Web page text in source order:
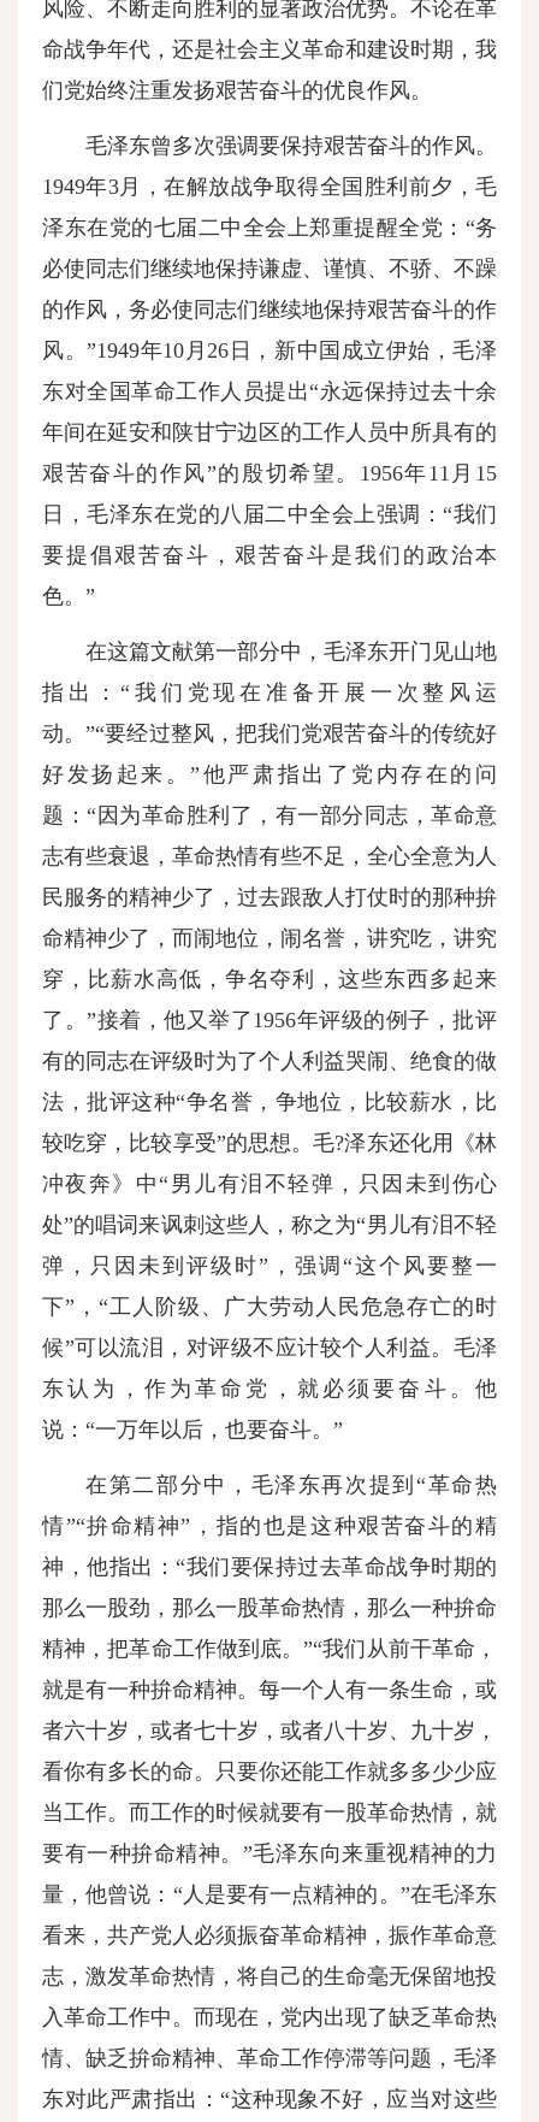
风险、不断走向胜利的显著政治优势。不论在革
命战争年代，还是社会主义革命和建设时期，我
们党始终注重发扬艰苦奋斗的优良作风。
毛泽东曾多次强调要保持艰苦奋斗的作风。
1949年3月，在解放战争取得全国胜利前夕，毛
泽东在党的七届二中全会上郑重提醒全党：“务
必使同志们继续地保持谦虚、谨慎、不骄、不躁
的作风，务必使同志们继续地保持艰苦奋斗的作
风。”1949年10月26日，新中国成立伊始，毛泽
东对全国革命工作人员提出“永远保持过去十余
年间在延安和陕甘宁边区的工作人员中所具有的
艰苦奋斗的作风”的殷切希望。1956年11月15
日，毛泽东在党的八届二中全会上强调：“我们
要提倡艰苦奋斗，艰苦奋斗是我们的政治本
色。”
在这篇文献第一部分中，毛泽东开门见山地
指出：“我们党现在准备开展一次整风运
动。”“要经过整风，把我们党艰苦奋斗的传统好
好发扬起来。”他严肃指出了党内存在的问
题：“因为革命胜利了，有一部分同志，革命意
志有些衰退，革命热情有些不足，全心全意为人
民服务的精神少了，过去跟敌人打仗时的那种拚
命精神少了，而闹地位，闹名誉，讲究吃，讲究
穿，比薪水高低，争名夺利，这些东西多起来
了。”接着，他又举了1956年评级的例子，批评
有的同志在评级时为了个人利益哭闹、绝食的做
法，批评这种“争名誉，争地位，比较薪水，比
较吃穿，比较享受”的思想。毛?泽东还化用《林
冲夜奔》中“男儿有泪不轻弹，只因未到伤心
处”的唱词来讽刺这些人，称之为“男儿有泪不轻
弹，只因未到评级时”，强调“这个风要整一
下”，“工人阶级、广大劳动人民危急存亡的时
候”可以流泪，对评级不应计较个人利益。毛泽
东认为，作为革命党，就必须要奋斗。他
说：“一万年以后，也要奋斗。”
在第二部分中，毛泽东再次提到“革命热
情”“拚命精神”，指的也是这种艰苦奋斗的精
神，他指出：“我们要保持过去革命战争时期的
那么一股劲，那么一股革命热情，那么一种拚命
精神，把革命工作做到底。”“我们从前干革命，
就是有一种拚命精神。每一个人有一条生命，或
者六十岁，或者七十岁，或者八十岁、九十岁，
看你有多长的命。只要你还能工作就多多少少应
当工作。而工作的时候就要有一股革命热情，就
要有一种拚命精神。”毛泽东向来重视精神的力
量，他曾说：“人是要有一点精神的。”在毛泽东
看来，共产党人必须振奋革命精神，振作革命意
志，激发革命热情，将自己的生命毫无保留地投
入革命工作中。而现在，党内出现了缺乏革命热
情、缺乏拚命精神、革命工作停滞等问题，毛泽
东对此严肃指出：“这种现象不好，应当对这些